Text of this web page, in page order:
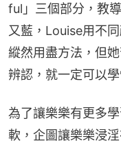
ful」三個部分，教
又藍，Louise用不
縱然用盡方法，但
辨認，就一定可以學
為了讓樂樂有更多
軟，企圖讓樂樂浸淫